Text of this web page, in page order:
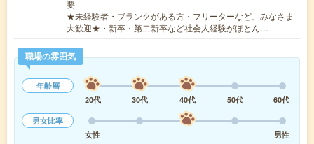
要
★未経験者・ブランクがある方・フリーターなど、みなさま
大歓迎★・新卒・第二新卒など社会人経験がほとん…
職場の雰囲気
年齢層
20代
30代 40代 50代
60代
男女比率
女性
男性